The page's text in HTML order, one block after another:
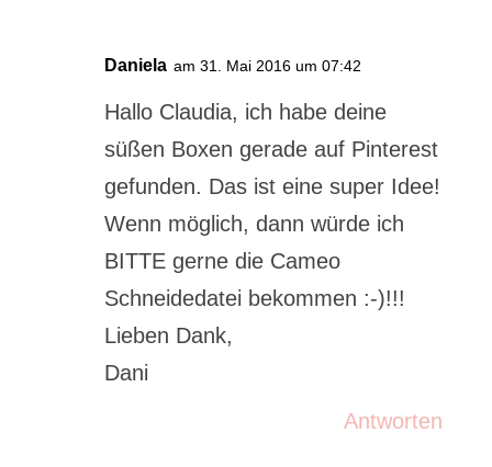
Daniela am 31. Mai 2016 um 07:42
Hallo Claudia, ich habe deine
süßen Boxen gerade auf Pinterest
gefunden. Das ist eine super Idee!
Wenn möglich, dann würde ich
BITTE gerne die Cameo
Schneidedatei bekommen :-)!!!
Lieben Dank,
Dani
Antworten